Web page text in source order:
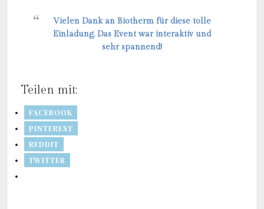
Vielen Dank an Biotherm für diese tolle
Einladung. Das Event war interaktiv und
sehr spannend!
Teilen mit:
FACEBOOK
PINTEREST
REDDIT
TWITTER